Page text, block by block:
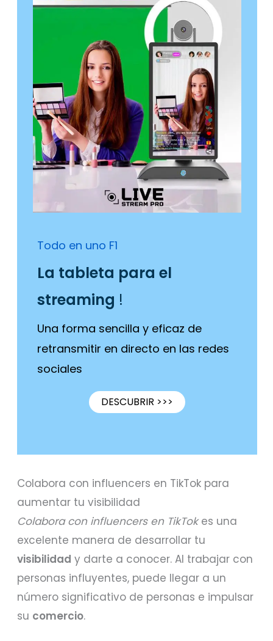
Todo en uno F1
La tableta para el
streaming !
Una forma sencilla y eficaz de
retransmitir en directo en las redes
sociales
DESCUBRIR >>>
Colabora con influencers en TikTok para
aumentar tu visibilidad
Colabora con influencers en TikTokes una
excelente manera de desarrollar tu
visibilidad y darte a conocer. Al trabajar con
personas influyentes, puede llegar a un
número significativo de personas e impulsar
su comercio.